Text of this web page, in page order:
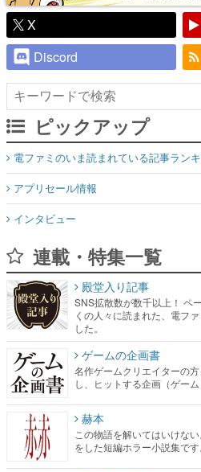
X
Discord
ピックアップ
電ファミのいま読まれている記事ラン
アプリセール情報
インタビュー
連載・特集一覧
殿堂入り記事
SNS拡散数が数千以上！ ペ
くの人々に読まれた、電フ
した。
ゲームの企画書
名作ゲームクリエイターの
し、ヒットする企画（ゲー
赫本
この物語を解いてはいけな
をした短編ホラー小説集です